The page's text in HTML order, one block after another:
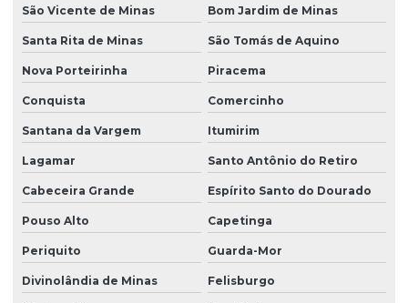
São Vicente de Minas Bom Jardim de Minas
Santa Rita de Minas São Tomás de Aquino
Nova Porteirinha Piracema
Conquista Comercinho
Santana da Vargem Itumirim
Lagamar Santo Antônio do Retiro
Cabeceira Grande Espírito Santo do Dourado
Pouso Alto Capetinga
Periquito Guarda-Mor
Divinolândia de Minas Felisburgo